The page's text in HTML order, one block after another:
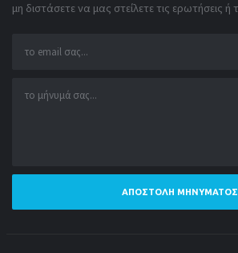
μη διστάσετε να μας στείλετε τις ερωτήσεις
ΑΠΟΣΤΟΛΉ ΜΗΝΎΜΑΤΟΣ